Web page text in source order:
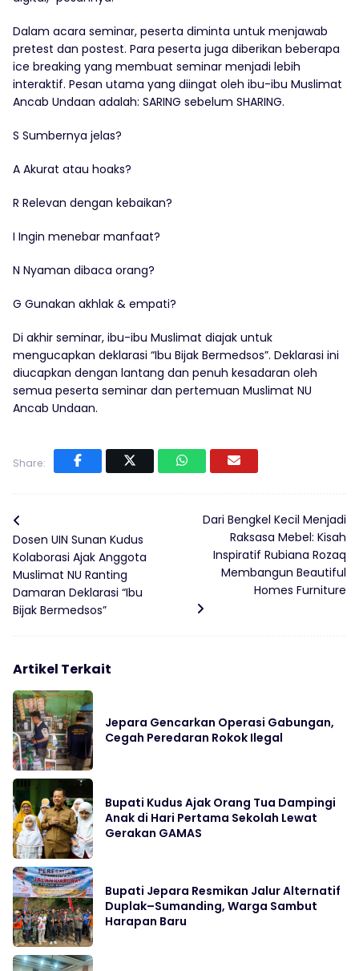
Dalam acara seminar, peserta diminta untuk menjawab
pretest dan postest. Para peserta juga diberikan beberapa
ice breaking yang membuat seminar menjadi lebih
interaktif. Pesan utama yang diingat oleh ibu-ibu Muslimat
Ancab Undaan adalah: SARING sebelum SHARING.
S Sumbernya jelas?
A Akurat atau hoaks?
R Relevan dengan kebaikan?
I Ingin menebar manfaat?
N Nyaman dibaca orang?
G Gunakan akhlak & empati?
Di akhir seminar, ibu-ibu Muslimat diajak untuk
mengucapkan deklarasi “Ibu Bijak Bermedsos”. Deklarasi ini
diucapkan dengan lantang dan penuh kesadaran oleh
semua peserta seminar dan pertemuan Muslimat NU
Ancab Undaan.
Share:
Dosen UIN Sunan Kudus
Kolaborasi Ajak Anggota
Muslimat NU Ranting
Damaran Deklarasi “Ibu
Bijak Bermedsos”
Dari Bengkel Kecil Menjadi
Raksasa Mebel: Kisah
Inspiratif Rubiana Rozaq
Membangun Beautiful
Homes Furniture
Artikel Terkait
Jepara Gencarkan Operasi Gabungan,
Cegah Peredaran Rokok Ilegal
Bupati Kudus Ajak Orang Tua Dampingi
Anak di Hari Pertama Sekolah Lewat
Gerakan GAMAS
Bupati Jepara Resmikan Jalur Alternatif
Duplak–Sumanding, Warga Sambut
Harapan Baru